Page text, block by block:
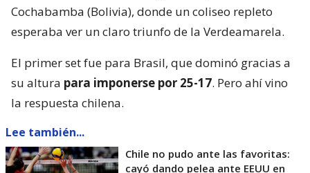
Cochabamba (Bolivia), donde un coliseo repleto
esperaba ver un claro triunfo de la Verdeamarela.
El primer set fue para Brasil, que dominó gracias a
su altura para imponerse por 25-17. Pero ahí vino
la respuesta chilena.
Lee también...
Chile no pudo ante las favoritas:
cayó dando pelea ante EEUU en